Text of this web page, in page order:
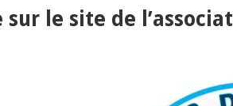
sur le site de